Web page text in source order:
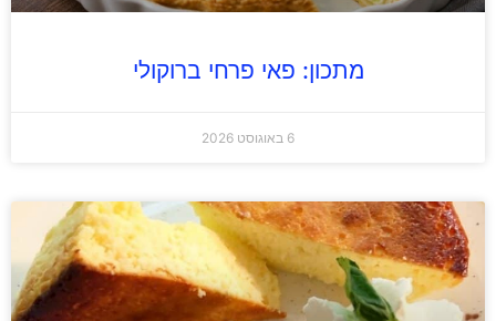
מתכון: פאי פרחי ברוקולי
6 באוגוסט 2026